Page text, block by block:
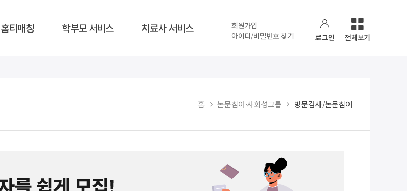
홈티매칭 학부모 서비스 치료사 서비스
회원가입
아이디/비밀번호 찾기
로그인 전체보기
홈 논문참여·사회성그룹 방문검사/논문참여